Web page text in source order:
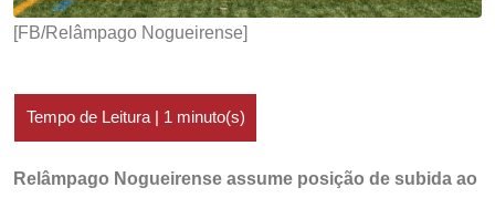
[FB/Relâmpago Nogueirense]
Relâmpago Nogueirense assume posição de subida ao